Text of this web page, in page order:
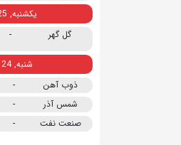
یکشنبه, 25 مرداد
گل گهر
-
شنبه, 24 مرداد
ذوب آهن
-
شمس آذر
-
صنعت نفت
-